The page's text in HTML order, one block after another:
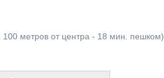
100 метров от центра - 18 мин. пешком)